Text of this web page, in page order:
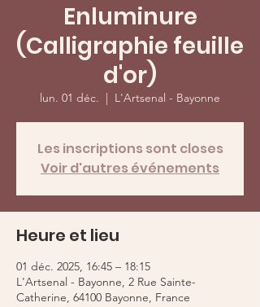
Enluminure
(Calligraphie feuille
d'or)
lun. 01 déc.
  |
L'Artsenal - Bayonne
Les inscriptions sont closes
Voir d'autres événements
Heure et lieu
01 déc. 2025, 16:45 – 18:15
L'Artsenal - Bayonne, 2 Rue Sainte-
Catherine, 64100 Bayonne, France